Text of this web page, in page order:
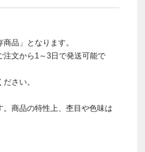
品」となります。
注文から1～3日で発送可能で
さい。
商品の特性上、杢目や色味は